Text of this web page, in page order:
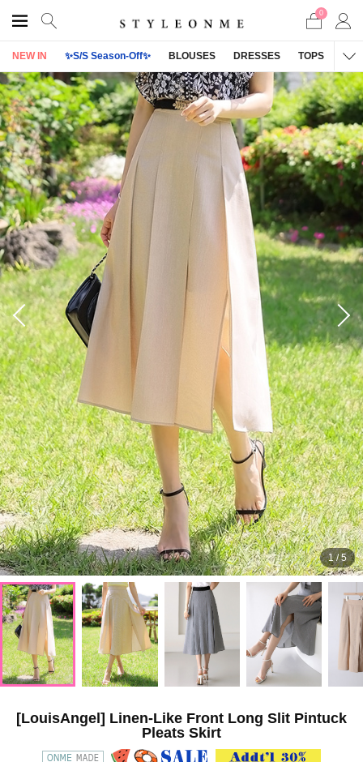
0
NEW IN ✨S/S Season-Off✨ BLOUSES DRESSES TOPS
1/5
[LouisAngel] Linen-Like Front Long Slit Pintuck
Pleats Skirt